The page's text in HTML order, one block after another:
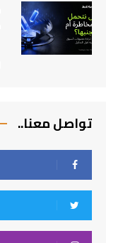
تواصل معنا..